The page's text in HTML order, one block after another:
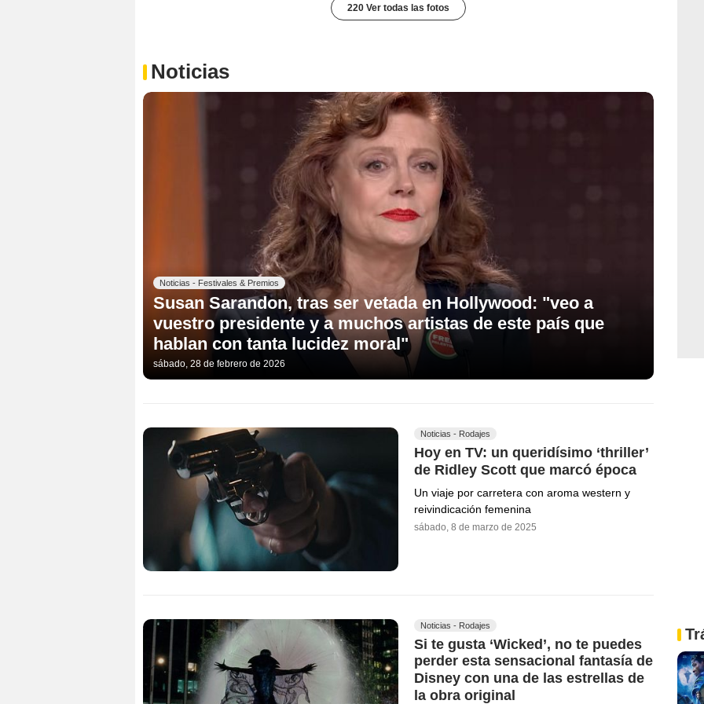
220 Ver todas las fotos
Noticias
Noticias - Festivales & Premios
Susan Sarandon, tras ser vetada en Hollywood: "veo a
vuestro presidente y a muchos artistas de este país que
hablan con tanta lucidez moral"
sábado, 28 de febrero de 2026
Noticias - Rodajes
Hoy en TV: un queridísimo ‘thriller’
de Ridley Scott que marcó época
Un viaje por carretera con aroma western y
reivindicación femenina
sábado, 8 de marzo de 2025
Noticias - Rodajes
Si te gusta ‘Wicked’, no te puedes
perder esta sensacional fantasía de
Disney con una de las estrellas de
la obra original